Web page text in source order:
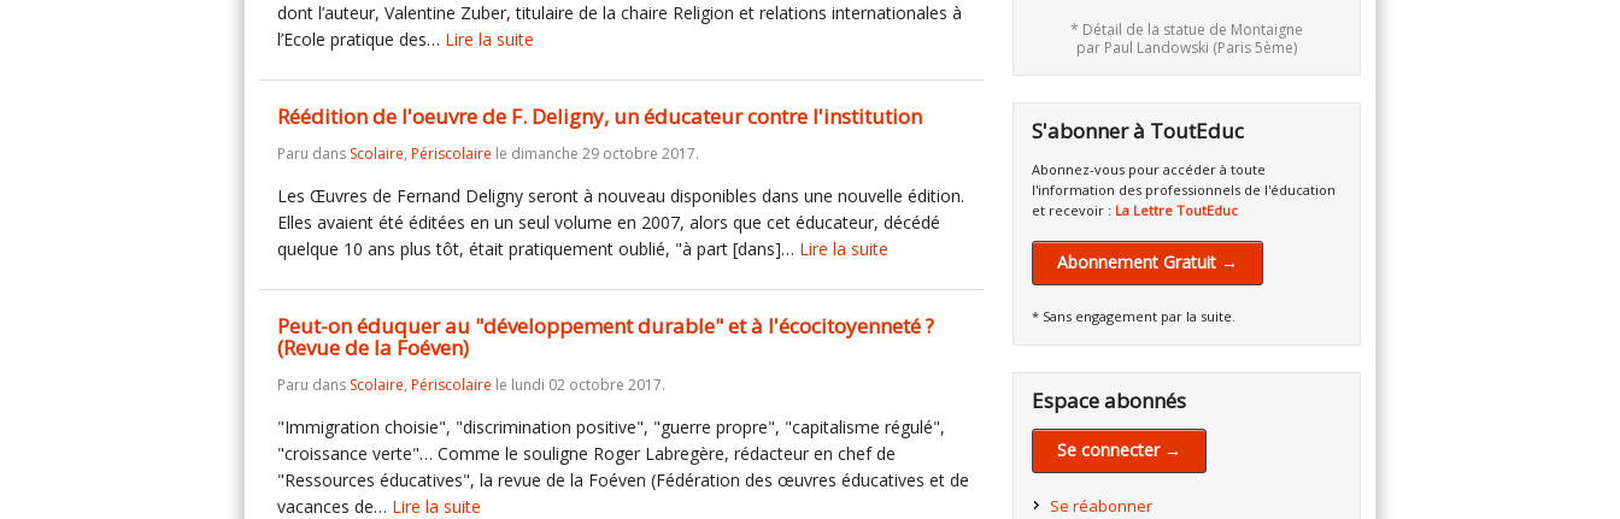
dont l’auteur, Valentine Zuber, titulaire de la chaire Religion et relations internationales à
l’Ecole pratique des… Lire la suite
Réédition de l'oeuvre de F. Deligny, un éducateur contre l'institution
Paru dans Scolaire, Périscolaire le dimanche 29 octobre 2017.
Les Œuvres de Fernand Deligny seront à nouveau disponibles dans une nouvelle édition.
Elles avaient été éditées en un seul volume en 2007, alors que cet éducateur, décédé
quelque 10 ans plus tôt, était pratiquement oublié, "à part [dans]… Lire la suite
Peut-on éduquer au "développement durable" et à l'écocitoyenneté ?
(Revue de la Foéven)
Paru dans Scolaire, Périscolaire le lundi 02 octobre 2017.
"Immigration choisie", "discrimination positive", "guerre propre", "capitalisme régulé",
"croissance verte"… Comme le souligne Roger Labregère, rédacteur en chef de
"Ressources éducatives", la revue de la Foéven (Fédération des œuvres éducatives et de
vacances de… Lire la suite
* Détail de la statue de Montaigne
par Paul Landowski (Paris 5ème)
S'abonner à ToutEduc
Abonnez-vous pour accéder à toute
l'information des professionnels de l'éducation
et recevoir : La Lettre ToutEduc
Abonnement Gratuit →
* Sans engagement par la suite.
Espace abonnés
Se connecter →
Se réabonner